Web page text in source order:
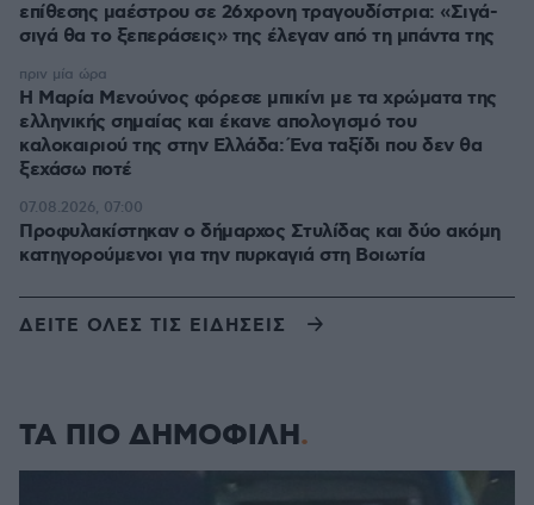
επίθεσης μαέστρου σε 26χρονη τραγουδίστρια: «Σιγά-
σιγά θα το ξεπεράσεις» της έλεγαν από τη μπάντα της
Η Μαρία Μενούνος φόρεσε μπικίνι με τα χρώματα της
ελληνικής σημαίας και έκανε απολογισμό του
καλοκαιριού της στην Ελλάδα: Ένα ταξίδι που δεν θα
ξεχάσω ποτέ
πριν μία ώρα
Προφυλακίστηκαν ο δήμαρχος Στυλίδας και δύο ακόμη
κατηγορούμενοι για την πυρκαγιά στη Βοιωτία
07.08.2026, 07:00
ΔΕΙΤΕ ΟΛΕΣ ΤΙΣ ΕΙΔΗΣΕΙΣ
ΤΑ ΠΙΟ ΔΗΜΟΦΙΛΗ